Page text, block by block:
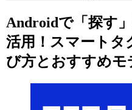
Androidで「探す
活用！スマートタ
び方とおすすめモ